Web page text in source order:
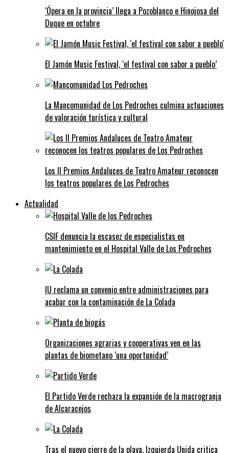
‘Ópera en la provincia’ llega a Pozoblanco e Hinojosa del
Duque en octubre
El Jamón Music Festival, ‘el festival con sabor a pueblo’
La Mancomunidad de Los Pedroches culmina actuaciones
de valoración turística y cultural
Los II Premios Andaluces de Teatro Amateur reconocen
los teatros populares de Los Pedroches
Actualidad
CSIF denuncia la escasez de especialistas en
mantenimiento en el Hospital Valle de Los Pedroches
IU reclama un convenio entre administraciones para
acabar con la contaminación de La Colada
Organizaciones agrarias y cooperativas ven en las
plantas de biometano ‘una oportunidad’
El Partido Verde rechaza la expansión de la macrogranja
de Alcaracejos
Tras el nuevo cierre de la playa, Izquierda Unida critica